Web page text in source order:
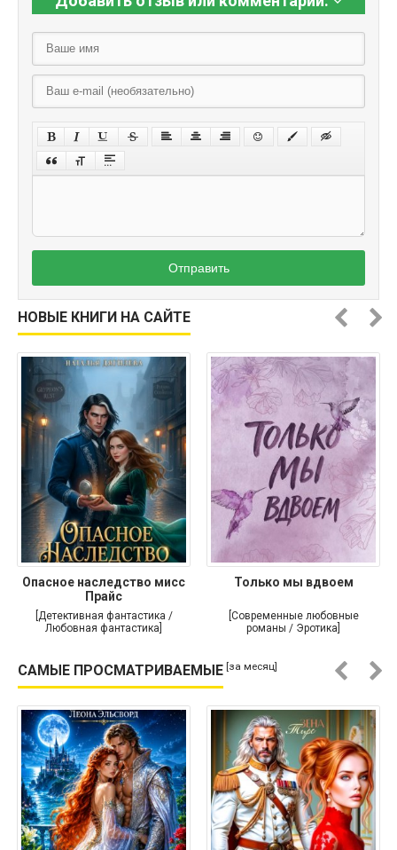
Отправить
НОВЫЕ КНИГИ НА САЙТЕ
Опасное наследство мисс
Прайс
[Детективная фантастика /
Любовная фантастика]
Только мы вдвоем
[Современные любовные
романы / Эротика]
САМЫЕ ПРОСМАТРИВАЕМЫЕ [за месяц]